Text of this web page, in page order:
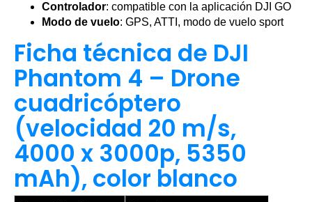
Controlador: compatible con la aplicación DJI GO
Modo de vuelo: GPS, ATTI, modo de vuelo sport
Ficha técnica de DJI
Phantom 4 – Drone
cuadricóptero
(velocidad 20 m/s,
4000 x 3000p, 5350
mAh), color blanco